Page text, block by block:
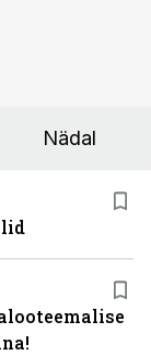
Nädal